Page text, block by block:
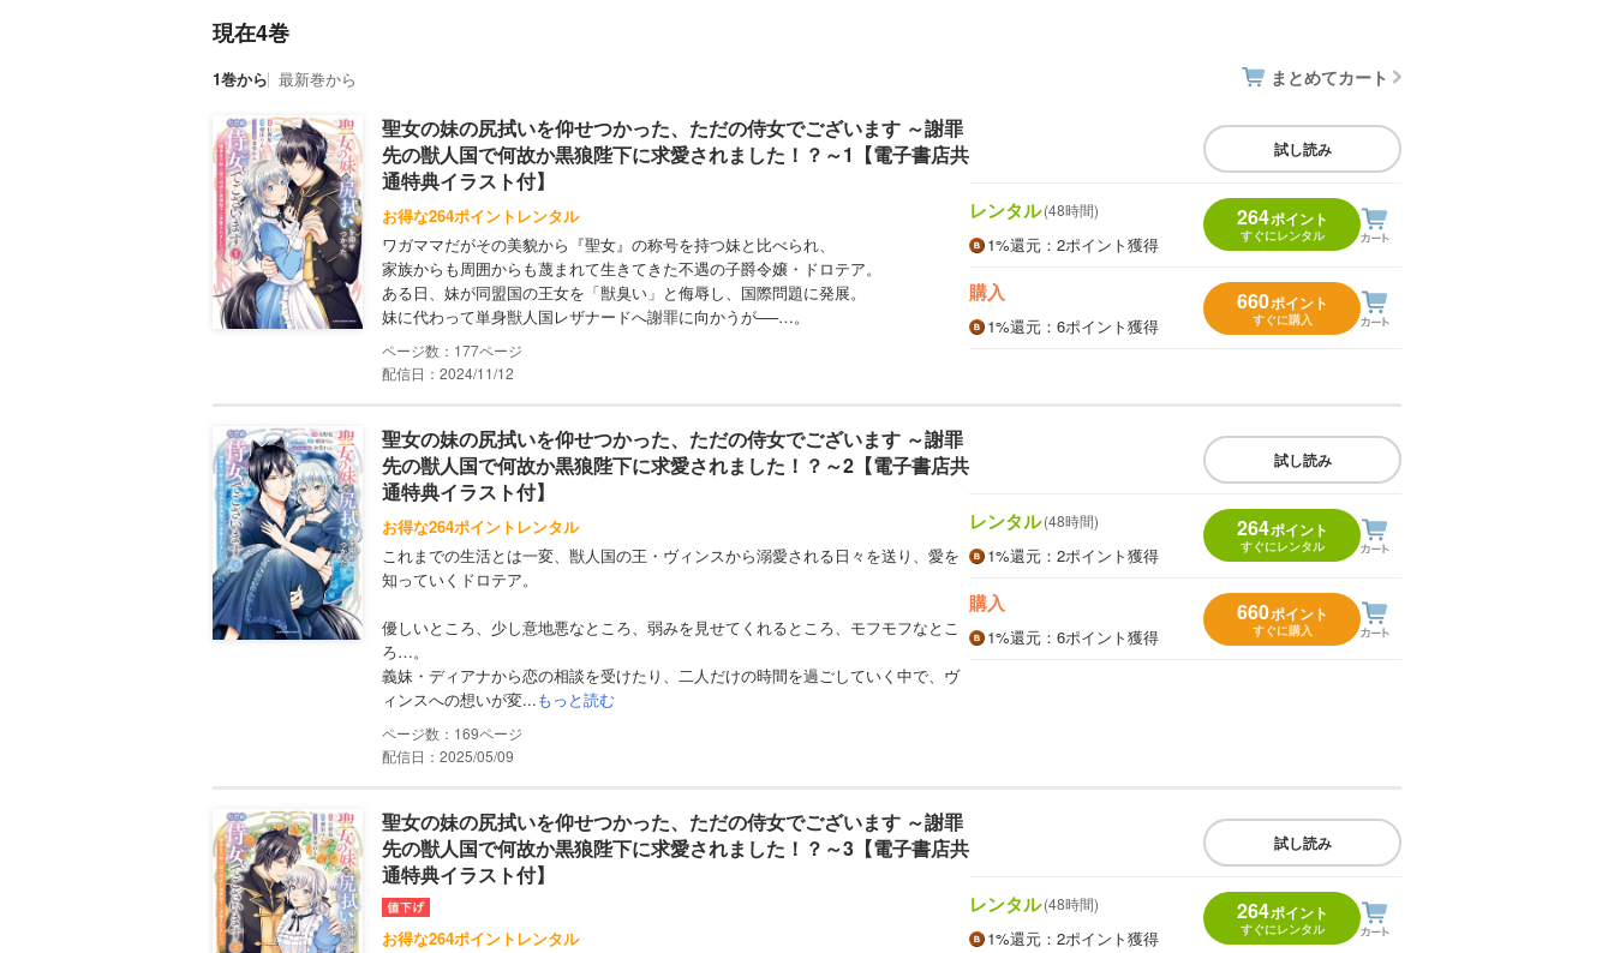
現在4巻
1巻から 最新巻から まとめてカート
聖女の妹の尻拭いを仰せつかった、ただの侍女でございます ～謝罪
先の獣人国で何故か黒狼陛下に求愛されました！？～1【電子書店共
通特典イラスト付】
お得な264ポイントレンタル
ワガママだがその美貌から『聖女』の称号を持つ妹と比べられ、
家族からも周囲からも蔑まれて生きてきた不遇の子爵令嬢・ドロテア。
ある日、妹が同盟国の王女を「獣臭い」と侮辱し、国際問題に発展。
妹に代わって単身獣人国レザナードへ謝罪に向かうが──…。
177
配信日：2024/11/12
試し読み
レンタル(48時間)
1%還元 ：2ポイント獲得
264ポイント
すぐにレンタル
購入
1%還元 ：6ポイント獲得
660ポイント
すぐに購入
聖女の妹の尻拭いを仰せつかった、ただの侍女でございます ～謝罪
先の獣人国で何故か黒狼陛下に求愛されました！？～2【電子書店共
通特典イラスト付】
お得な264ポイントレンタル
これまでの生活とは一変、獣人国の王・ヴィンスから溺愛される日々を送り、愛を
知っていくドロテア。
優しいところ、少し意地悪なところ、弱みを見せてくれるところ、モフモフなとこ
ろ…。
義妹・ディアナから恋の相談を受けたり、二人だけの時間を過ごしていく中で、ヴ
ィンスへの想いが変...もっと読む
169
配信日：2025/05/09
試し読み
レンタル(48時間)
1%還元 ：2ポイント獲得
264ポイント
すぐにレンタル
購入
1%還元 ：6ポイント獲得
660ポイント
すぐに購入
聖女の妹の尻拭いを仰せつかった、ただの侍女でございます ～謝罪
先の獣人国で何故か黒狼陛下に求愛されました！？～3【電子書店共
通特典イラスト付】
お得な264ポイントレンタル
試し読み
レンタル(48時間)
1%還元 ：2ポイント獲得
264ポイント
すぐにレンタル